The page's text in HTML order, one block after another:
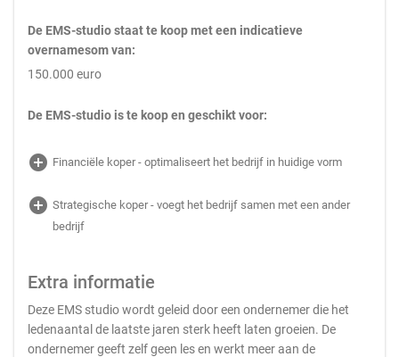
De EMS-studio staat te koop met een indicatieve
overnamesom van:
150.000 euro
De EMS-studio is te koop en geschikt voor:
add_circle Financiële koper - optimaliseert het bedrijf in huidige vorm
add_circle Strategische koper - voegt het bedrijf samen met een ander
bedrijf
Extra informatie
Deze EMS studio wordt geleid door een ondernemer die het
ledenaantal de laatste jaren sterk heeft laten groeien. De
ondernemer geeft zelf geen les en werkt meer aan de